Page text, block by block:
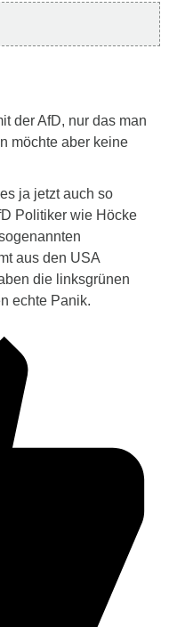
der AfD, nur das man
möchte aber keine
ja jetzt auch so
Politiker wie Höcke
aus den USA
die linksgrünen
echte Panik.